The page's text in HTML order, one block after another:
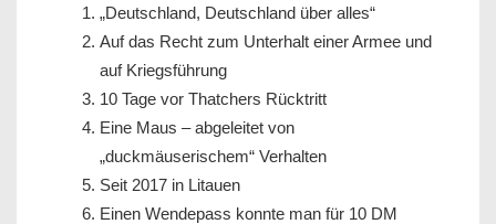
„Deutschland, Deutschland über alles“
Auf das Recht zum Unterhalt einer Armee und
auf Kriegsführung
10 Tage vor Thatchers Rücktritt
Eine Maus – abgeleitet von
„duckmäuserischem“ Verhalten
Seit 2017 in Litauen
Einen Wendepass konnte man für 10 DM